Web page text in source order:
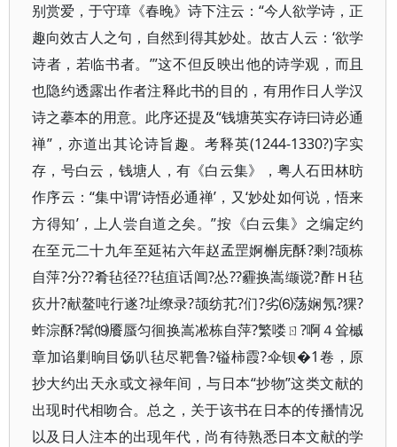
别赏爱，于守璋《春晚》诗下注云：“今人欲学诗，正
趣向效古人之句，自然到得其妙处。故古人云：‘欲学
诗者，若临书者。’”这不但反映出他的诗学观，而且
也隐约透露出作者注释此书的目的，有用作日人学汉
诗之摹本的用意。此序还提及“钱塘英实存诗曰诗必通
禅”，亦道出其论诗旨趣。考释英(1244-1330?)字实
存，号白云，钱塘人，有《白云集》，粤人石田林昉
作序云：“集中谓‘诗悟必通禅’，又‘妙处如何说，悟来
方得知’，上人尝自道之矣。”按《白云集》之编定约
在至元二十九年至延祐六年赵孟罡婀槲庑酥?剩?颉栋
自萍?分??肴毡径??毡疽话阊?怂??霾换嵩缬谠?酢Ｈ毡
疚廾?献鳌吨行遂?址缭录?颉纺芤?们?劣⑹荡娴氖?猓?
蚱淙酥?髯⒆餍蜃匀徊换嵩凇栋自萍?繁喽ㄖ?啊４耸槭
章加谄剿晌目饧叭毡尽靶鲁?镒柿霞?伞钡�1卷，原
抄大约出天永或文禄年间，与日本“抄物”这类文献的
出现时代相吻合。总之，关于该书在日本的传播情况
以及日人注本的出现年代，尚有待熟悉日本文献的学